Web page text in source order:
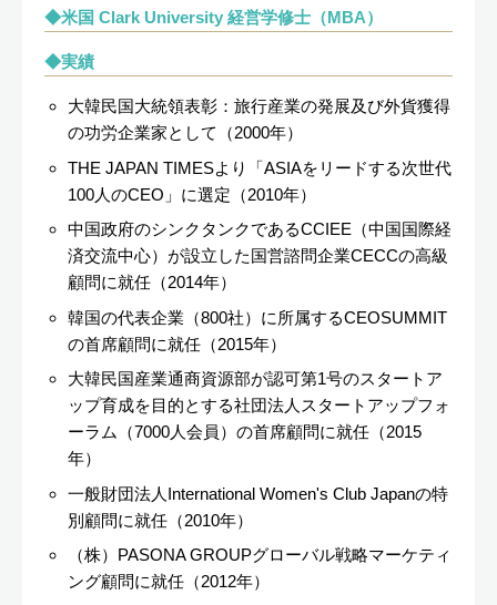
米国 Clark University 経営学修士（MBA）
実績
大韓民国大統領表彰：旅行産業の発展及び外貨獲得
の功労企業家として（2000年）
THE JAPAN TIMESより「ASIAをリードする次世代
100人のCEO」に選定（2010年）
中国政府のシンクタンクであるCCIEE（中国国際経
済交流中心）が設立した国営諮問企業CECCの高級
顧問に就任（2014年）
韓国の代表企業（800社）に所属するCEOSUMMIT
の首席顧問に就任（2015年）
大韓民国産業通商資源部が認可第1号のスタートア
ップ育成を目的とする社団法人スタートアップフォ
ーラム（7000人会員）の首席顧問に就任（2015
年）
一般財団法人International Women's Club Japanの特
別顧問に就任（2010年）
（株）PASONA GROUPグローバル戦略マーケティ
ング顧問に就任（2012年）